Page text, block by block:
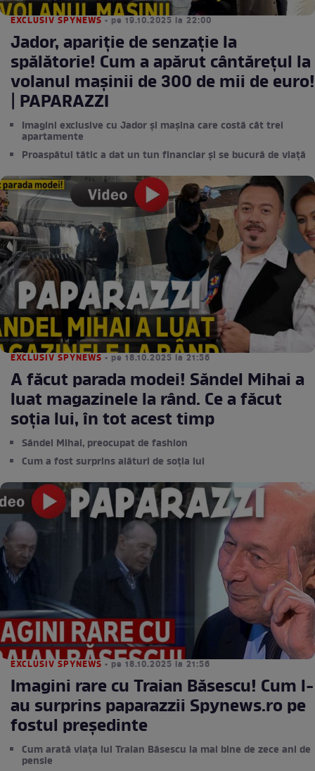
EXCLUSIV SPYNEWS • pe 19.10.2025 la 22:00
Jador, apariţie de senzaţie la
spălătorie! Cum a apărut cântăreţul la
volanul maşinii de 300 de mii de euro!
| PAPARAZZI
Imagini exclusive cu Jador și mașina care costă cât trei
apartamente
Proaspătul tătic a dat un tun financiar și se bucură de viață
EXCLUSIV SPYNEWS • pe 18.10.2025 la 21:56
A făcut parada modei! Săndel Mihai a
luat magazinele la rând. Ce a făcut
soția lui, în tot acest timp
Săndel Mihai, preocupat de fashion
Cum a fost surprins alături de soția lui
EXCLUSIV SPYNEWS • pe 18.10.2025 la 21:56
Imagini rare cu Traian Băsescu! Cum l-
au surprins paparazzii Spynews.ro pe
fostul preşedinte
Cum arată viața lui Traian Băsescu la mai bine de zece ani de
pensie